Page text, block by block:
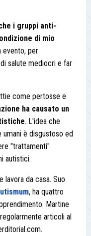
i gruppi anti-
di mio
evento, per
salute mediocri e far
come pertosse e
ha causato un
. L'idea che
è disgustoso ed
"trattamenti"
autistici.
lavora da casa. Suo
, ha quattro
Martine
articoli al